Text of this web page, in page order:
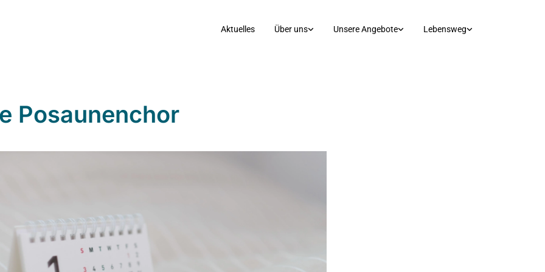
Aktuelles Über uns Unsere Angebote Lebensweg
Posaunenchor